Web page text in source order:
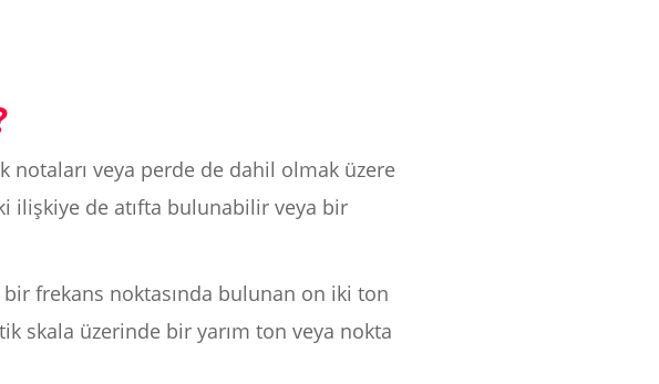
notaları veya perde de dahil olmak üzere
ilişkiye de atıfta bulunabilir veya bir
frekans noktasında bulunan on iki ton
skala üzerinde bir yarım ton veya nokta